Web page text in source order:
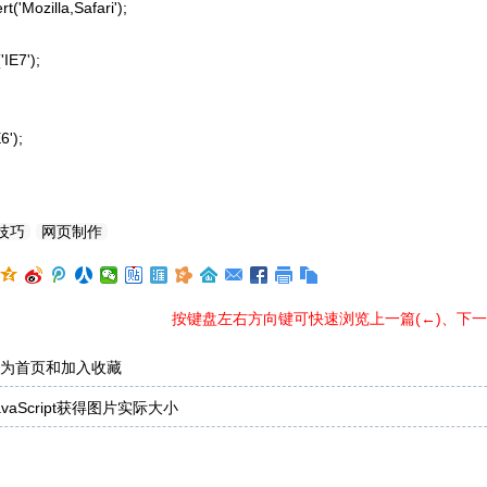
巧 网页制作
按键盘左右方向键可快速浏览上一篇(←)、下
首页和加入收藏
获得图片实际大小